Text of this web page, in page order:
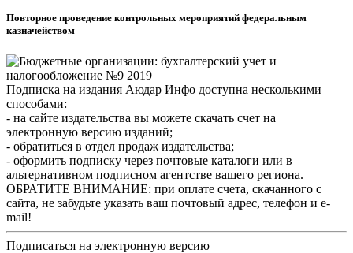
Повторное проведение контрольных мероприятий федеральным
казначейством
Подписка на издания Аюдар Инфо доступна несколькими
способами:
- на сайте издательства вы можете скачать счет на
электронную версию изданий;
- обратиться в отдел продаж издательства;
- оформить подписку через почтовые каталоги или в
альтернативном подписном агентстве вашего региона.
ОБРАТИТЕ ВНИМАНИЕ: при оплате счета, скачанного с
сайта, не забудьте указать ваш почтовый адрес, телефон и e-
mail!
Подписаться на электронную версию